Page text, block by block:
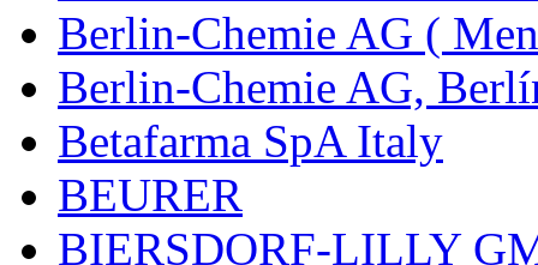
Berlin-Chemie AG (
Berlin-Chemie AG,
Betafarma SpA Italy
BEURER
BIERSDORF-LILLY